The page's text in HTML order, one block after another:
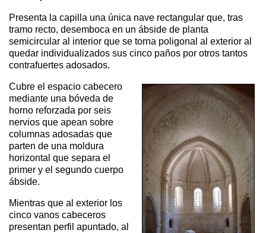
Presenta la capilla una única nave rectangular que, tras
tramo recto, desemboca en un ábside de planta
semicircular al interior que se torna poligonal al exterior al
quedar individualizados sus cinco paños por otros tantos
contrafuertes adosados.
Cubre el espacio cabecero
mediante una bóveda de
horno reforzada por seis
nervios que apean sobre
columnas adosadas que
parten de una moldura
horizontal que separa el
primer y el segundo cuerpo
ábside.
Mientras que al exterior los
cinco vanos cabeceros
presentan perfil apuntado, al